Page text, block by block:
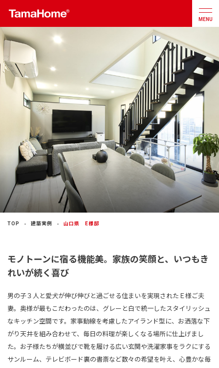
店舗検索 カタログ お問合せ
注文住宅
戸建分譲 住宅
リフォーム
不動産
建築実例
MENU
TOP 建築実例 山口県 E様邸
モノトーンに宿る機能美。家族の笑顔と、いつもき
れいが続く喜び
男の子３人と愛犬が伸び伸びと過ごせる住まいを実現されたＥ様ご夫
妻。奥様が最もこだわったのは、グレーと白で統一したスタイリッシュ
なキッチン空間です。家事動線を考慮したアイランド型に、お洒落な下
がり天井を組み合わせて、毎日の料理が楽しくなる場所に仕上げまし
た。お子様たちが横並びで靴を履ける広い玄関や洗濯家事をラクにする
サンルーム、テレビボード裏の書斎など数々の希望を叶え、心豊かな毎